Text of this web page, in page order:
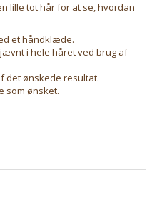
lille tot hår for at se, hvordan
et håndklæde.
i hele håret ved brug af
det ønskede resultat.
som ønsket.